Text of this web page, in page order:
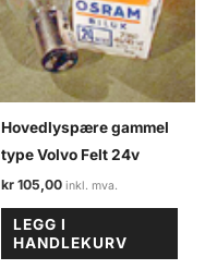
Hovedlyspære gammel
type Volvo Felt 24v
kr 105,00
LEGG I
HANDLEKURV